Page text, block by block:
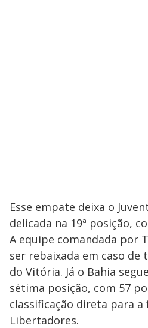
Esse empate deixa o
delicada na 19ª posição,
A equipe comandada por
ser rebaixada em caso de
do Vitória. Já o Bahia
sétima posição, com 57
classificação direta para a
Libertadores.